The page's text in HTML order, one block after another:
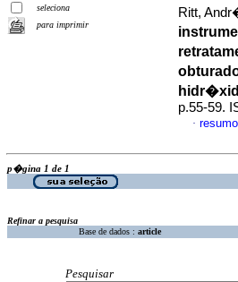
seleciona
para imprimir
Ritt,
p.55-59.
·
p�gina 1 de 1
Refinar a pesquisa
Base de dados : article
Pesquisar